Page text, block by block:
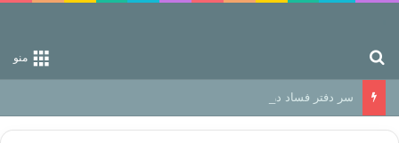
منو
سر دفتر فساد در زمین‌، دوری وکناره‌گیری از راه خداست‌!